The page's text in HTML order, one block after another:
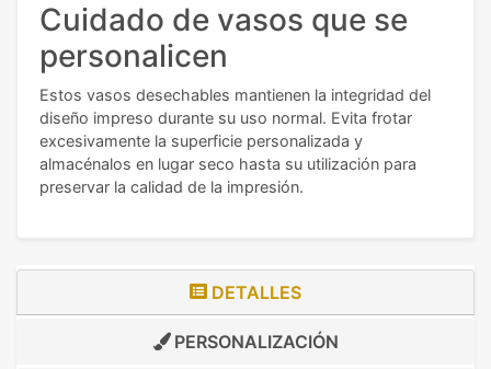
Cuidado de vasos que se
personalicen
Estos vasos desechables mantienen la integridad del
diseño impreso durante su uso normal. Evita frotar
excesivamente la superficie personalizada y
almacénalos en lugar seco hasta su utilización para
preservar la calidad de la impresión.
DETALLES
PERSONALIZACIÓN